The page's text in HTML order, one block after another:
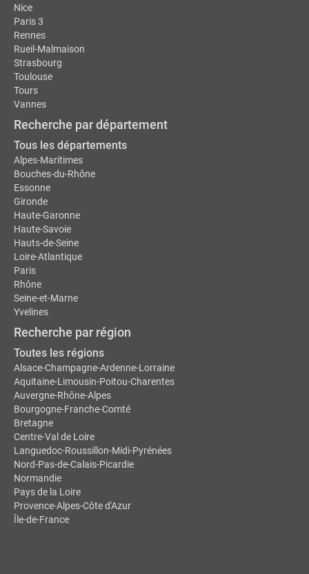
Nice
Paris 3
Rennes
Rueil-Malmaison
Strasbourg
Toulouse
Tours
Vannes
Recherche par département
Tous les départements
Alpes-Maritimes
Bouches-du-Rhône
Essonne
Gironde
Haute-Garonne
Haute-Savoie
Hauts-de-Seine
Loire-Atlantique
Paris
Rhône
Seine-et-Marne
Yvelines
Recherche par région
Toutes les régions
Alsace-Champagne-Ardenne-Lorraine
Aquitaine-Limousin-Poitou-Charentes
Auvergne-Rhône-Alpes
Bourgogne-Franche-Comté
Bretagne
Centre-Val de Loire
Languedoc-Roussillon-Midi-Pyrénées
Nord-Pas-de-Calais-Picardie
Normandie
Pays de la Loire
Provence-Alpes-Côte d'Azur
Île-de-France